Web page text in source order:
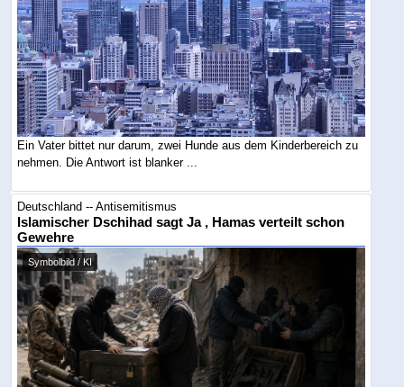
Ein Vater bittet nur darum, zwei Hunde aus dem Kinderbereich zu
nehmen. Die Antwort ist blanker ...
Deutschland -- Antisemitismus
Islamischer Dschihad sagt Ja , Hamas verteilt schon
Gewehre
Symbolbild / KI